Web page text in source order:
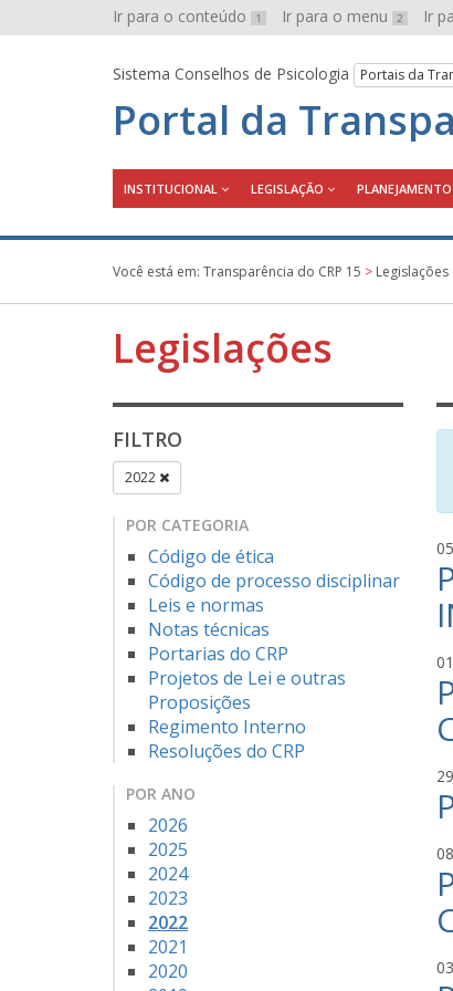
Ir para o conteúdo 1 Ir para o menu 2 Ir
Sistema Conselhos de Psicologia Portais da
Portal da
INSTITUCIONAL LEGISLAÇÃO
Você está em: Transparência do CRP 15 > Legislações
Legislações
FILTRO
2022
POR CATEGORIA
Código de ética
Código de processo disciplinar
Leis e normas
Notas técnicas
Portarias do CRP
Projetos de Lei e outras
Proposições
Regimento Interno
Resoluções do CRP
POR ANO
2026
2025
2024
2023
2022
2021
2020